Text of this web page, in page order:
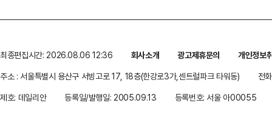
최종편집시간: 2026.08.06 12:36 회사소개 광고제휴문의
개인정보
주소 : 서울특별시 용산구 서빙고로 17, 18층(한강로3가,센트럴파크 타워동)
전
제호: 데일리안
등록일/발행일: 2005.09.13 등록번호: 서울 아00055